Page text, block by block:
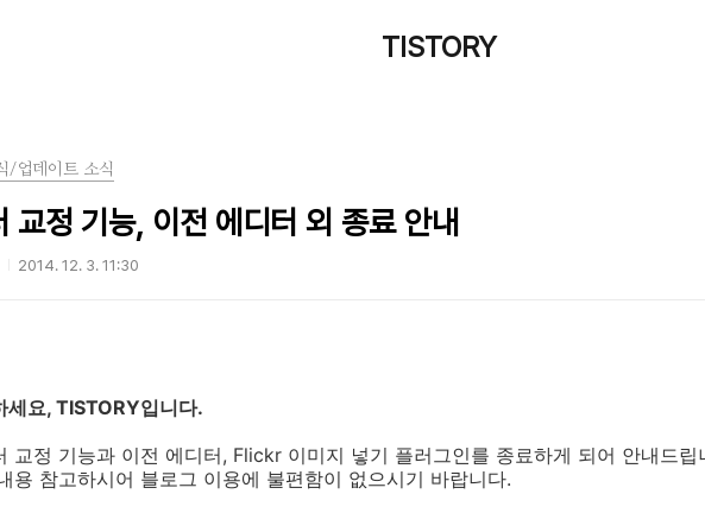
TISTORY
/업데이트 소식
교정 기능, 이전 에디터 외 종료 안내
2014. 12. 3. 11:30
세요, TISTORY입니다.
교정 기능과 이전 에디터, Flickr 이미지 넣기 플러그인를 종료하게 되어 안내드립
용 참고하시어 블로그 이용에 불편함이 없으시기 바랍니다.